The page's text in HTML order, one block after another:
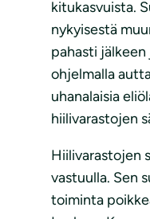
kitukasvuista.
nykyisestä
pahasti
ohjelmalla
uhanalaisia
hiilivarastojen
Hiilivarastojen
vastuulla. Sen
toiminta